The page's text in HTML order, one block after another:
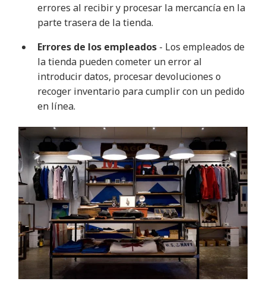
errores al recibir y procesar la mercancía en la
parte trasera de la tienda.
Errores de los empleados - Los empleados de
la tienda pueden cometer un error al
introducir datos, procesar devoluciones o
recoger inventario para cumplir con un pedido
en línea.